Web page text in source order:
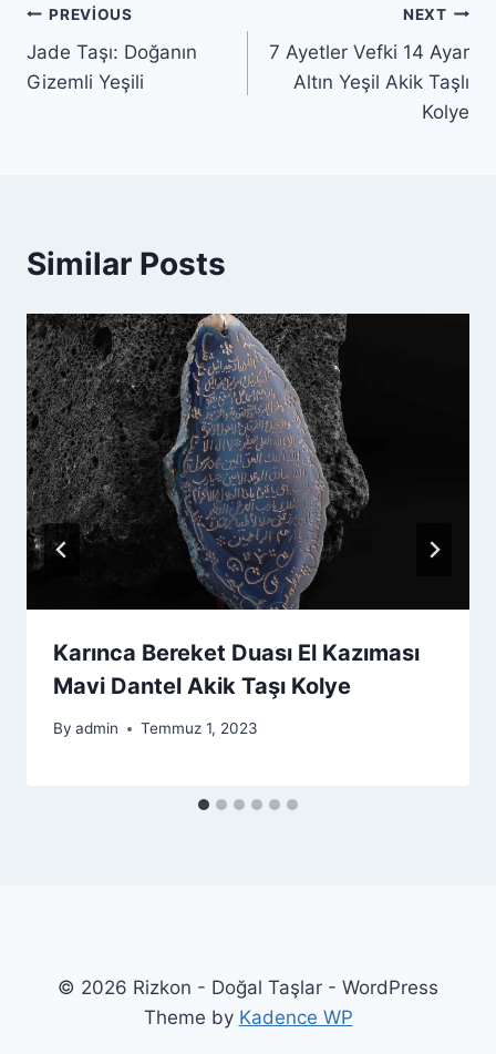
Yazı
gezinmesi
PREVIOUS
Jade Taşı: Doğanın
Gizemli Yeşili
NEXT
7 Ayetler Vefki 14 Ayar
Altın Yeşil Akik Taşlı
Kolye
Similar Posts
Karınca Bereket Duası El Kazıması
Mavi Dantel Akik Taşı Kolye
By admin Temmuz 1, 2023
© 2026 Rizkon - Doğal Taşlar - WordPress
Theme by Kadence WP